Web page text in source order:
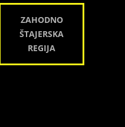
ZAHODNO
ŠTAJERSKA
REGIJA